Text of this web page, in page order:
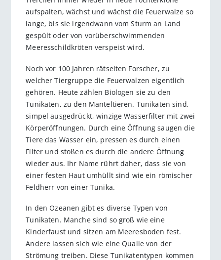
aufspalten, wächst und wächst die Feuerwalze so
lange, bis sie ­irgendwann vom Sturm an Land
gespült oder von vorüberschwimmenden
Meeresschildkröten verspeist wird.
Noch vor 100 Jahren rätselten Forscher, zu
welcher Tiergruppe die Feuerwalzen eigentlich
gehören. Heute zählen Biologen sie zu den
Tunikaten, zu den Manteltieren. Tunikaten sind,
simpel ausgedrückt, winzige Wasserfilter mit zwei
Körperöffnungen. Durch eine Öffnung saugen die
Tiere das Wasser ein, pressen es durch einen
Filter und stoßen es durch die andere Öffnung
wieder aus. Ihr Name rührt daher, dass sie von
einer festen Haut umhüllt sind wie ein römischer
Feldherr von einer Tunika.
In den Ozeanen gibt es diverse Typen von
Tunikaten. Manche sind so groß wie eine
Kinderfaust und sitzen am Meeresboden fest.
Andere lassen sich wie eine Qualle von der
Strömung treiben. Diese Tunikatentypen kommen